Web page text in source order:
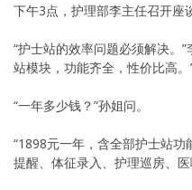
下午3点，护理部李主任召开座
“护士站的效率问题必须解决。
站模块，功能齐全，性价比高。
“一年多少钱？”孙姐问。
“1898元一年，含全部护士站功
提醒、体征录入、护理巡房、